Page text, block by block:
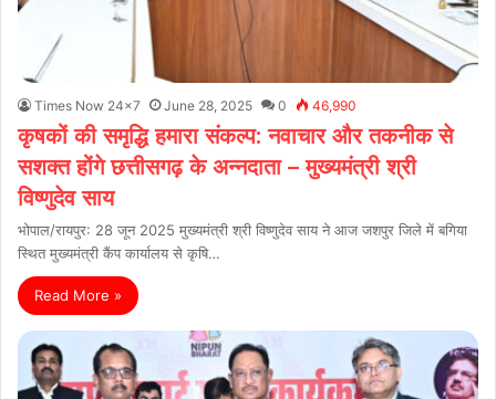
Times Now 24x7 June 28, 2025 0 46,990
कृषकों की समृद्धि हमारा संकल्प: नवाचार और तकनीक से
सशक्त होंगे छत्तीसगढ़ के अन्नदाता – मुख्यमंत्री श्री
विष्णुदेव साय
भोपाल/रायपुर: 28 जून 2025 मुख्यमंत्री श्री विष्णुदेव साय ने आज जशपुर जिले में बगिया
स्थित मुख्यमंत्री कैंप कार्यालय से कृषि…
Read More »